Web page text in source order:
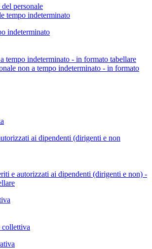
personale
tempo indeterminato
indeterminato
tempo indeterminato - in formato tabellare
non a tempo indeterminato - in formato
ai dipendenti (dirigenti e non
e autorizzati ai dipendenti (dirigenti e non) -
collettiva